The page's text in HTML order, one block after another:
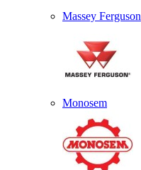
Massey Ferguson
Monosem